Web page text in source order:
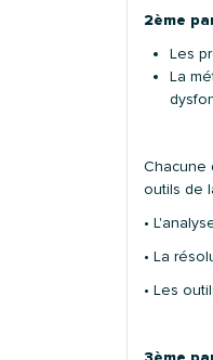
2ème
Les
La
Chacune
outils de
•
• La
• Les